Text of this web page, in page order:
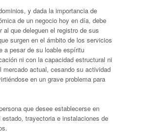
y dada la importancia de
de un negocio hoy en día, debe
al que deleguen el registro de sus
surgen en el ámbito de los servicios
a pesar de su loable espíritu
ni con la capacidad estructural ni
actual, cesando su actividad
en un grave problema para
que desee establecerse en
trayectoria e instalaciones de